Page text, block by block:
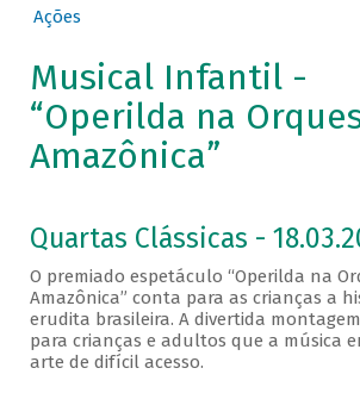
Ações
Musical Infantil -
“Operilda na
Amazônica”
Quartas Clássicas -
O premiado espetáculo “Operilda na
Amazônica” conta para as crianças a
erudita brasileira. A divertida
para crianças e adultos que a música
arte de difícil acesso.